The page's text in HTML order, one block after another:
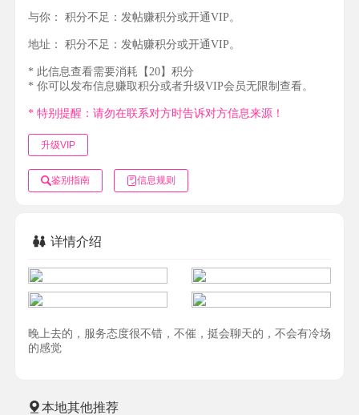
与你： 积分不足：发帖赚积分或开通VIP。
地址： 积分不足：发帖赚积分或开通VIP。
* 此信息查看需要消耗【20】积分
* 你可以发布信息赚取积分或者升级VIP会员无限制查看。
* 特别提醒：请勿在联系对方时告诉对方信息来源！
升级VIP
鉴别指南 信息规则
详情介绍
晚上去的，服务态度很不错，不催，挺会聊天的，不会有冷场
的感觉
本地其他推荐